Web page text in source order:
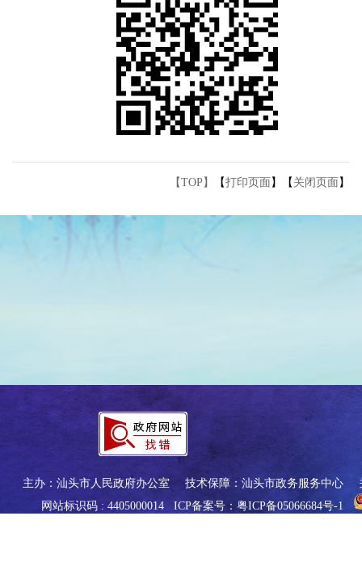
【TOP】 【打印页面 】【 关闭页面 】
主办：汕头市人民政府办公室 技术保障：汕头市政务服务中心
网站标识码 : 4405000014 ICP备案号：粤ICP备05066684号-1